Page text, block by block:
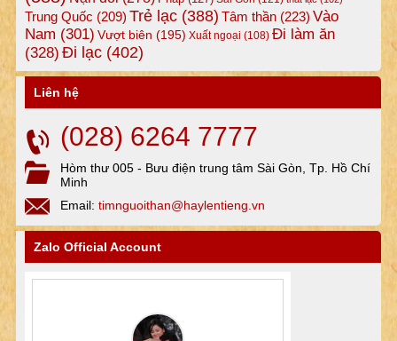
Trung Quốc (209) Trẻ lạc(388) Tâm thần(223) Vào
Nam (301) Vượt biên (195) Xuất ngoại (108) Đi làm ăn
(328) Đi lạc(402)
Liên hệ
(028) 6264 7777
Hòm thư 005 - Bưu điện trung tâm Sài Gòn, Tp. Hồ Chí
Minh
Email: timnguoithan@haylentieng.vn
Zalo Official Account